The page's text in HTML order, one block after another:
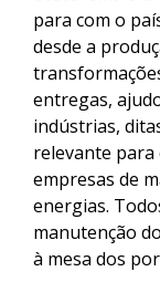
para com o
desde a
entregas,
indústrias,
relevante para
empresas de
energias.
manutenção
à mesa dos